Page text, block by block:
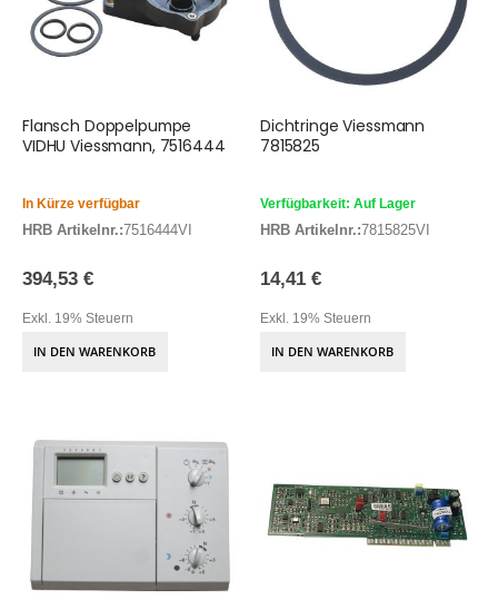
Flansch Doppelpumpe
VIDHU Viessmann, 7516444
In Kürze verfügbar
HRB Artikelnr.:7516444VI
394,53 €
Exkl. 19% Steuern
IN DEN WARENKORB
Dichtringe Viessmann
7815825
Verfügbarkeit: Auf Lager
HRB Artikelnr.:7815825VI
14,41 €
Exkl. 19% Steuern
IN DEN WARENKORB